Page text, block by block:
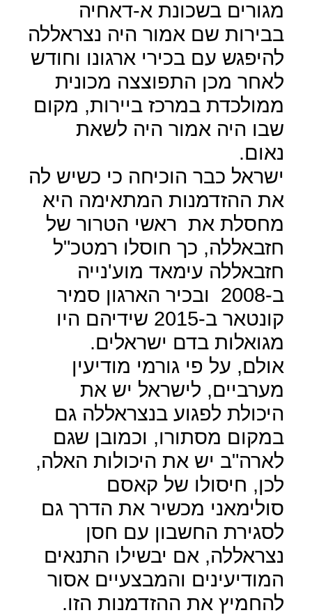
מגורים בשכונת א-דאחיה
בבירות שם אמור היה נצראללה
להיפגש עם בכירי ארגונו וחודש
לאחר מכן התפוצצה מכונית
ממולכדת במרכז ביירות, מקום
שבו היה אמור היה לשאת
נאום.
ישראל כבר הוכיחה כי כשיש לה
את ההזדמנות המתאימה היא
מחסלת את ראשי הטרור של
חזבאללה, כך חוסלו רמטכ"ל
חזבאללה עימאד מוע'נייה
ב-2008
ובכיר הארגון סמיר
קונטאר ב-2015 שידיהם היו
מגואלות בדם ישראלים.
אולם, על פי גורמי מודיעין
מערביים, לישראל יש את
היכולת לפגוע בנצראללה גם
במקום מסתורו, וכמובן שגם
לארה"ב יש את היכולות האלה,
לכן, חיסולו של קאסם
סולימאני מכשיר את הדרך גם
לסגירת החשבון עם חסן
נצראללה, אם יבשילו התנאים
המודיעינים והמבצעיים אסור
להחמיץ את ההזדמנות הזו.